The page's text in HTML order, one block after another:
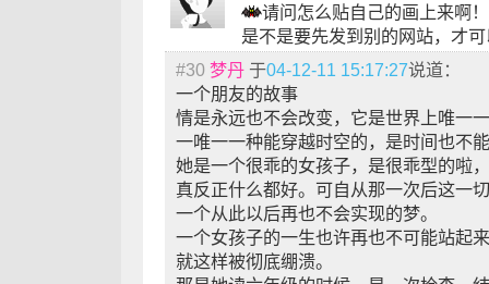
请问怎么贴自己的画上来啊
是不是要先发到别的网站，才
#30 梦丹 于04-12-11 15:17:27说道：
一个朋友的故事
情是永远也不会改变，它是世界上唯一
一唯一一种能穿越时空的，是时间也不
她是一个很乖的女孩子，是很乖型的啦
真反正什么都好。可自从那一次后这一
一个从此以后再也不会实现的梦。
一个女孩子的一生也许再也不可能站起
就这样被彻底绷溃。